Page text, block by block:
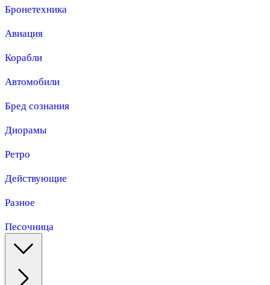
Бронетехника
Авиация
Корабли
Автомобили
Бред сознания
Диорамы
Ретро
Действующие
Разное
Песочница